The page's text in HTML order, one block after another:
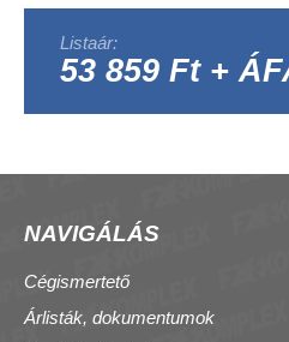
Listaár:
53 859 Ft +
NAVIGÁLÁS
Cégismertető
Árlisták, dokumentumok